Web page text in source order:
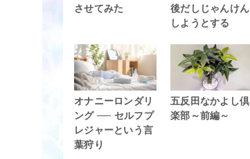
させてみた
後だしじゃんけん
しようとする
オナニーロンダリ
ング ── セルフプ
レジャーという言
葉狩り
五反田なかよし倶
楽部～前編～